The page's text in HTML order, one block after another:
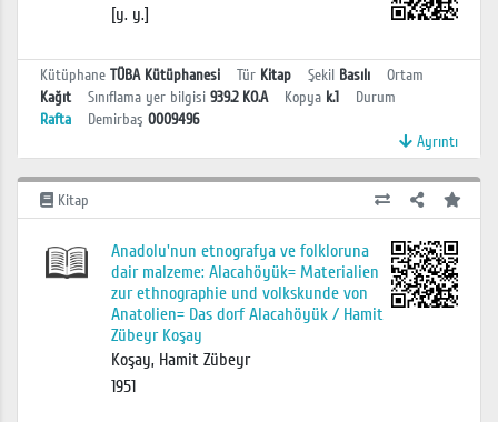
[y. y.]
Kütüphane TÜBA Kütüphanesi Tür Kitap Şekil Basılı
Ortam
Kağıt
Sınıflama yer bilgisi 939.2 KO.A Kopya k.1
Durum
Rafta
Demirbaş 0009496
Ayrıntı
Kitap
Anadolu'nun etnografya ve folkloruna
dair malzeme: Alacahöyük= Materialien
zur ethnographie und volkskunde von
Anatolien= Das dorf Alacahöyük / Hamit
Zübeyr Koşay
Koşay, Hamit Zübeyr
1951